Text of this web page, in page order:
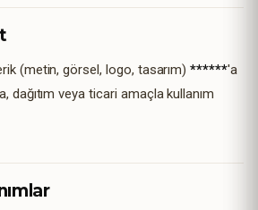
(metin, görsel, logo, tasarım)******'a
dağıtım veya ticari amaçla kullanım